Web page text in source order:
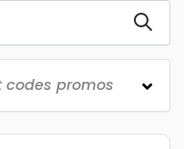
codes promos